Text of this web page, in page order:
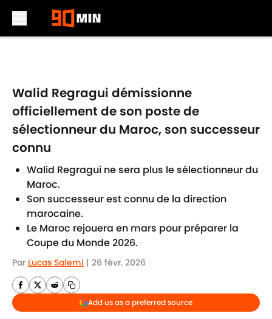
Walid Regragui démissionne
officiellement de son poste de
sélectionneur du Maroc, son successeur
connu
Walid Regragui ne sera plus le sélectionneur du
Maroc.
Son successeur est connu de la direction
marocaine.
Le Maroc rejouera en mars pour préparer la
Coupe du Monde 2026.
Par Lucas Salemi | 26 févr. 2026
Add us as a preferred source